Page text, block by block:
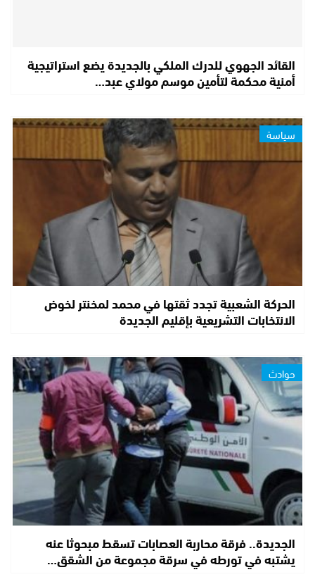
القائد الجهوي للدرك الملكي بالجديدة يضع استراتيجية
أمنية محكمة لتأمين موسم مولاي عبد…
سياسة
الحركة الشعبية تجدد ثقتها في محمد لمخنتر لخوض
الانتخابات التشريعية بإقليم الجديدة
حوادث
الجديدة.. فرقة محاربة العصابات تسقط مبحوثا عنه
يشتبه في تورطه في سرقة مجموعة من الشقق…